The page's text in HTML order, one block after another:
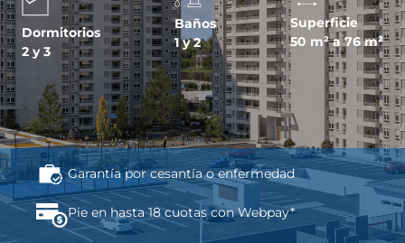
Dormitorios
2 y 3
Baños
1 y 2
Superficie
50 m² a 76 m²
Garantía por cesantía o enfermedad
Pie en hasta 18 cuotas con Webpay*